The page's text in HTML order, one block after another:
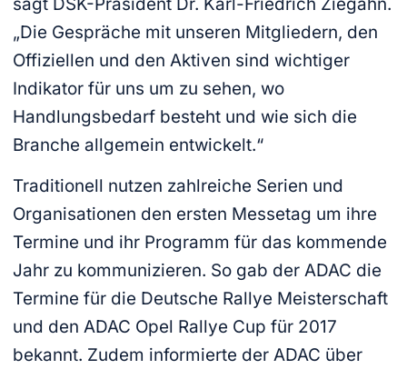
„Die Gespräche mit unseren Mitgliedern, den
Offiziellen und den Aktiven sind wichtiger
Indikator für uns um zu sehen, wo
Handlungsbedarf besteht und wie sich die
Branche allgemein entwickelt.“
Traditionell nutzen zahlreiche Serien und
Organisationen den ersten Messetag um ihre
Termine und ihr Programm für das kommende
Jahr zu kommunizieren. So gab der ADAC die
Termine für die Deutsche Rallye Meisterschaft
und den ADAC Opel Rallye Cup für 2017
bekannt. Zudem informierte der ADAC über